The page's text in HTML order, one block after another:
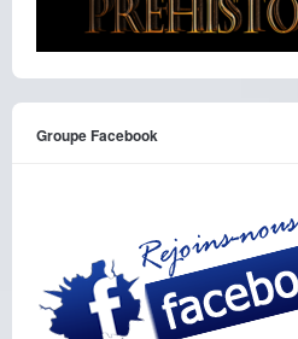
Groupe Facebook